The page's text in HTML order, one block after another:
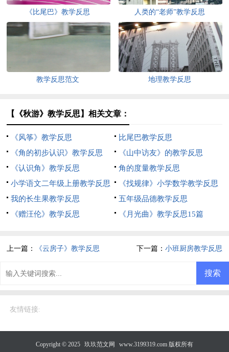
《比尾巴》教学反思 人类的“老师”教学反思
教学反思范文 地理教学反思
【《秋游》教学反思】相关文章：
《风筝》教学反思
比尾巴教学反思
《角的初步认识》教学反思
《山中访友》的教学反思
《认识角》教学反思
角的度量教学反思
小学语文二年级上册教学反思
《找规律》小学数学教学反思
我的长生果教学反思
五年级品德教学反思
《赠汪伦》教学反思
《月光曲》教学反思15篇
上一篇： 《云房子》教学反思 下一篇： 小班厨房教学反思
友情链接:
Copyright © 2025 玖玖范文网 www.3199319.com 版权所有